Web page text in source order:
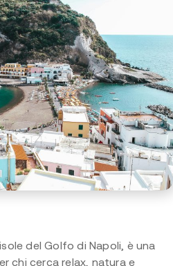
del Golfo di Napoli, è una
chi cerca relax, natura e